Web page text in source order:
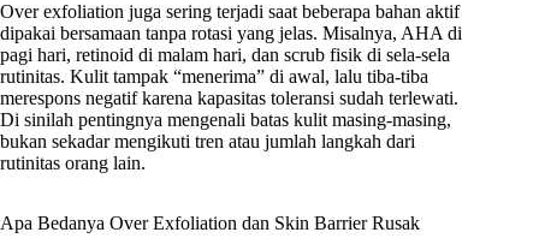
Over exfoliation juga sering terjadi saat beberapa bahan aktif
dipakai bersamaan tanpa rotasi yang jelas. Misalnya, AHA di
pagi hari, retinoid di malam hari, dan scrub fisik di sela-sela
rutinitas. Kulit tampak “menerima” di awal, lalu tiba-tiba
merespons negatif karena kapasitas toleransi sudah terlewati.
Di sinilah pentingnya mengenali batas kulit masing-masing,
bukan sekadar mengikuti tren atau jumlah langkah dari
rutinitas orang lain.
Apa Bedanya Over Exfoliation dan Skin Barrier Rusak